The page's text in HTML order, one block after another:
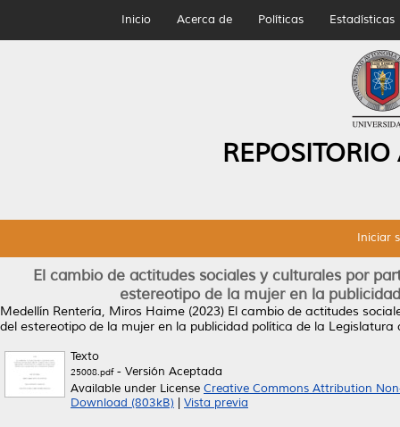
Inicio Acerca de Políticas Estadísticas
Iniciar
El cambio de actitudes sociales y culturales por
estereotipo de la mujer en la
Medellín Rentería, Miros Haime (2023) El cambio de actitudes
del estereotipo de la mujer en la publicidad política de la Legislatura
Texto
25008.pdf- Versión Aceptada
Available under License Creative Commons Attribution
Download (803kB)
Vista previa